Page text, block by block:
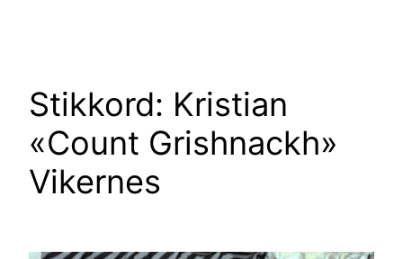
Stikkord: Kristian
«Count Grishnackh»
Vikernes